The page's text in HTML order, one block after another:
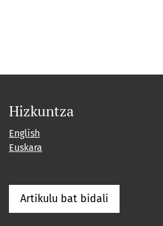
Hizkuntza
English
Euskara
Artikulu bat bidali